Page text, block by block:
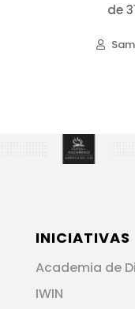
de
INICIATIVAS
Academia de
IWIN